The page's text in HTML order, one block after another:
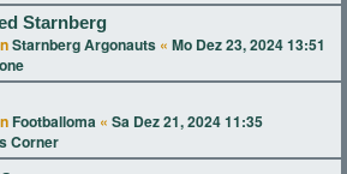
Starnberg
Starnberg Argonauts « Mo Dez 23, 2024 13:51
Footballoma « Sa Dez 21, 2024 11:35
Corner